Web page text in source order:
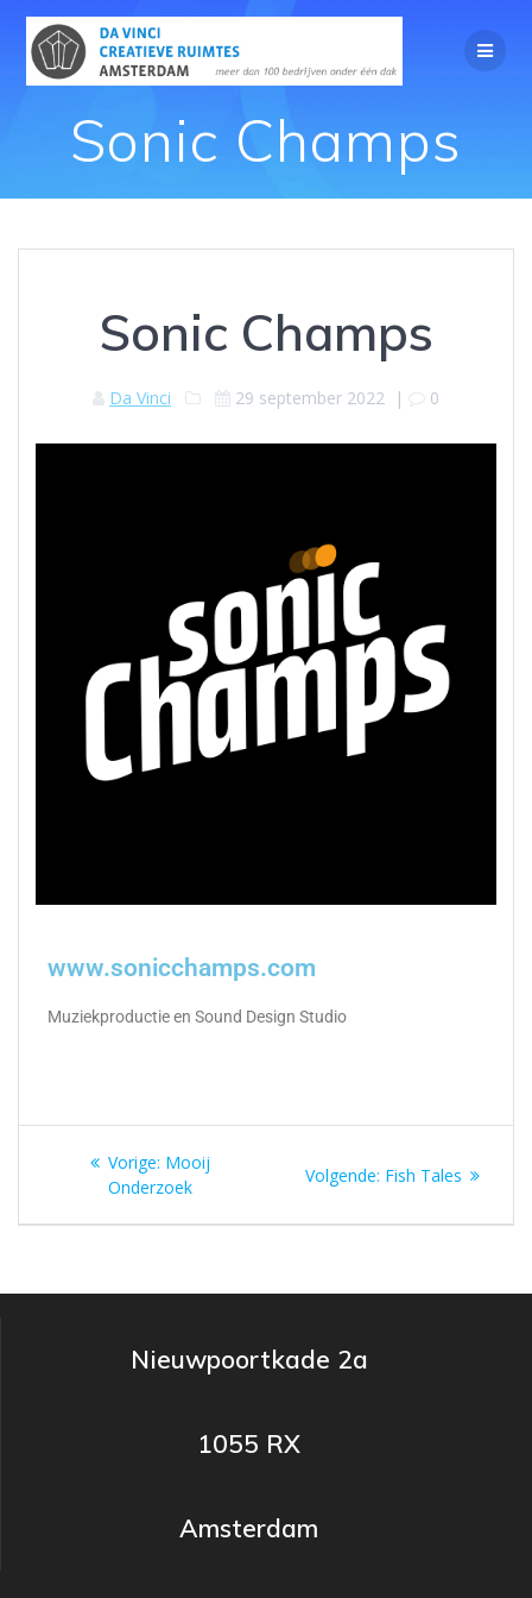
Sonic Champs
Sonic Champs
Da Vinci 29 september 2022 | 0
www.sonicchamps.com
Muziekproductie en Sound Design Studio
Vorige: Mooij
Onderzoek
Volgende: Fish Tales
Nieuwpoortkade 2a
1055 RX
Amsterdam